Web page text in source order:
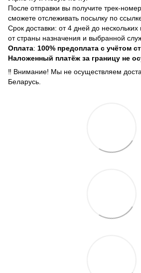
После отправки вы получите трек-
сможете отслеживать посылку по
Срок доставки: от 4 дней до
от страны назначения и выбранной
Оплата: 100% предоплата с учётом
Наложенный платёж за границу не
‼️ Внимание! Мы не осуществляем
Беларусь.